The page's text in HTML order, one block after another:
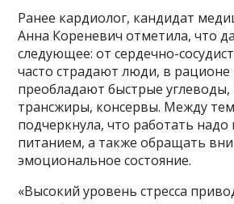
Ранее кардиолог, кандидат
Анна Кореневич отметила, что
следующее: от сердечно-
часто страдают люди, в
преобладают быстрые углеводы,
трансжиры, консервы. Между
подчеркнула, что работать надо
питанием, а также обращать
эмоциональное состояние.
«Высокий уровень стресса